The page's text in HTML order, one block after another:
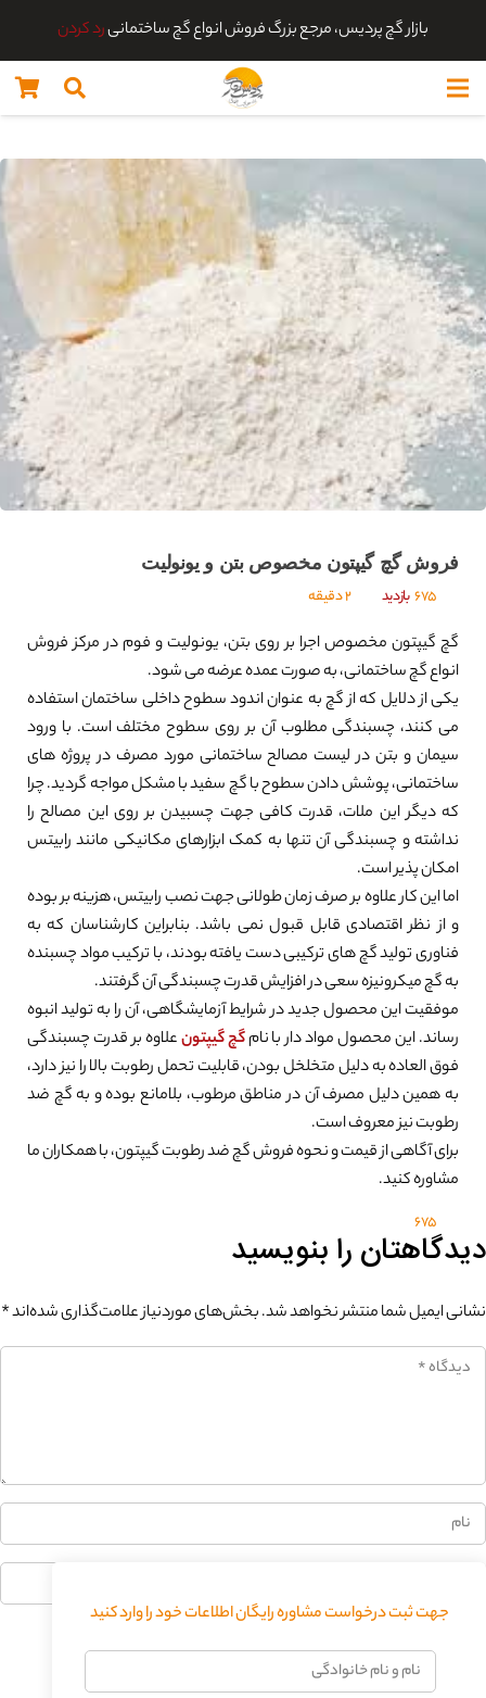
بازار گچ پردیس، مرجع بزرگ فروش انواع گچ ساختمانیرد کردن
فروش گچ گیپتون مخصوص بتن و یونولیت
675بازدید 2 دقیقه
گچ گیپتون مخصوص اجرا بر روی بتن، یونولیت و فوم در مرکز فروش
انواع گچ ساختمانی، به صورت عمده عرضه می شود.
یکی از دلایل که از گچ به عنوان اندود سطوح داخلی ساختمان استفاده
می کنند، چسبندگی مطلوب آن بر روی سطوح مختلف است. با ورود
سیمان و بتن در لیست مصالح ساختمانی مورد مصرف در پروژه های
ساختمانی، پوشش دادن سطوح با گچ سفید با مشکل مواجه گردید. چرا
که دیگر این ملات، قدرت کافی جهت چسبیدن بر روی این مصالح را
نداشته و چسبندگی آن تنها به کمک ابزارهای مکانیکی مانند رابیتس
امکان پذیر است.
اما این کار علاوه بر صرف زمان طولانی جهت نصب رابیتس، هزینه بر بوده
و از نظر اقتصادی قابل قبول نمی باشد. بنابراین کارشناسان که به
فناوری تولید گچ های ترکیبی دست یافته بودند، با ترکیب مواد چسبنده
به گچ میکرونیزه سعی در افزایش قدرت چسبندگی آن گرفتند.
موفقیت این محصول جدید در شرایط آزمایشگاهی، آن را به تولید انبوه
رساند. این محصول مواد دار با نامگچ گیپتونعلاوه بر قدرت چسبندگی
فوق العاده به دلیل متخلخل بودن، قابلیت تحمل رطوبت بالا را نیز دارد،
به همین دلیل مصرف آن در مناطق مرطوب، بلامانع بوده و به گچ ضد
رطوبت نیز معروف است.
برای آگاهی از قیمت و نحوه فروش گچ ضد رطوبت گیپتون، با همکاران ما
مشاوره کنید.
675
دیدگاهتان را بنویسید
نشانی ایمیل شما منتشر نخواهد شد.بخش‌های موردنیاز علامت‌گذاری شده‌اند*
جهت ثبت درخواست مشاوره رایگان اطلاعات خود را وارد کنید
نام
و